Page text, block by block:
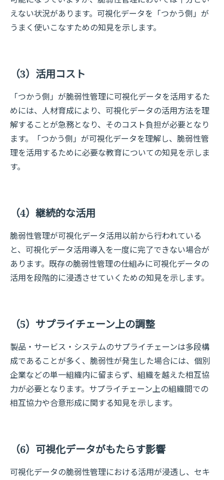
えない状況があります。可視化データを「つかう側」が
うまく使いこなすための知見を示します。
（3）活用コスト
「つかう側」が脆弱性管理に可視化データを活用するた
めには、人材育成により、可視化データの活用方法を理
解することが急務となり、そのコスト負担が必要となり
ます。「つかう側」が可視化データを理解し、脆弱性管
理を活用するために必要な教育についての知見を示しま
す。
（4）継続的な活用
脆弱性管理が可視化データ活用以前から行われている
と、可視化データ活用導入を一度に完了できない場合が
あります。既存の脆弱性管理の仕組みに可視化データの
活用を段階的に浸透させていくための知見を示します。
（5）サプライチェーン上の調整
製品・サービス・システムのサプライチェーンは多段構
成であることが多く、脆弱性が発生した場合には、個別
企業などの単一組織内に留まらず、組織を越えた相互協
力が必要となります。サプライチェーン上の組織間での
相互協力や合意形成に関する知見を示します。
（6）可視化データがもたらす影響
可視化データの脆弱性管理における活用が浸透し、セキ